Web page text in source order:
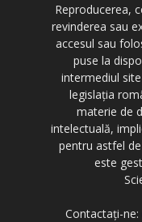
Reproducerea,
revinderea sau
accesul sau
puse la
intermediul
legislația
materie de
intelectuală,
pentru astfel
este
Contactați-ne: